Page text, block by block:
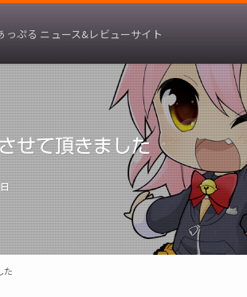
っぷる ニュース&レビューサイト
せて頂きました
た